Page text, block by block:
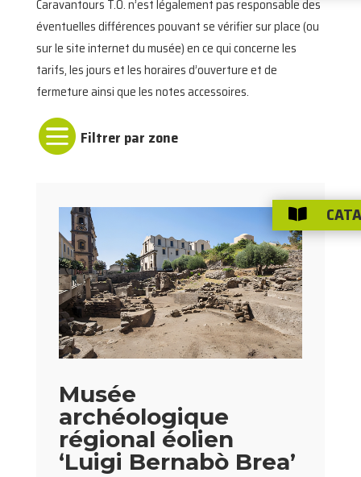
Caravantours T.O. n’est légalement pas responsable des
éventuelles différences pouvant se vérifier sur place (ou
sur le site internet du musée) en ce qui concerne les
tarifs, les jours et les horaires d’ouverture et de
fermeture ainsi que les notes accessoires.

Musée
archéologique
régional éolien
‘Luigi Bernabò Brea’
